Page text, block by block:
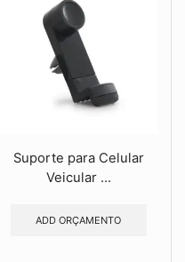
Suporte para Celular
Veicular ...
ADD ORÇAMENTO